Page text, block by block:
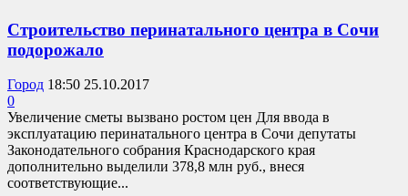
Строительство перинатального центра в Сочи
подорожало
Город 18:50 25.10.2017
0
Увеличение сметы вызвано ростом цен Для ввода в
эксплуатацию перинатального центра в Сочи депутаты
Законодательного собрания Краснодарского края
дополнительно выделили 378,8 млн руб., внеся
соответствующие...